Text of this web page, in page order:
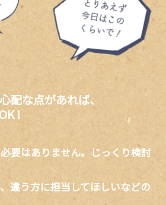
配な点があれば、
!
要はありません。じっくり検討
違う方に担当してほしいなどの